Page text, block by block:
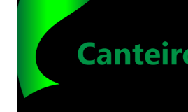
fraternidade está acima dos
outras palavras significa: criarmos
religiosas é não entendermos o
religiosidade. Estamos
nos fraternos, sem uma religião